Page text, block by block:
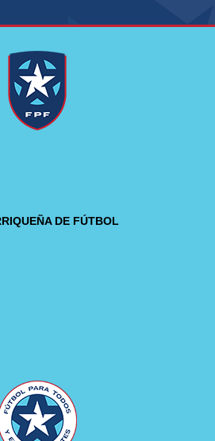
DE FÚTBOL